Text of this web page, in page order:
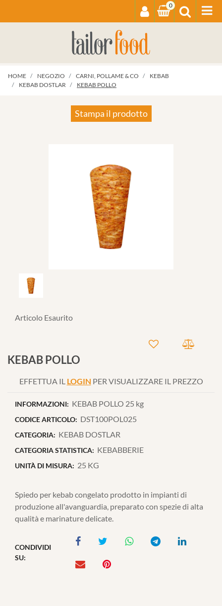
0
HOME NEGOZIO CARNI, POLLAME & CO
KEBAB
KEBAB DOSTLAR
KEBAB POLLO
Stampa il prodotto
Articolo Esaurito
KEBAB POLLO
EFFETTUA IL LOGIN PER VISUALIZZARE IL PREZZO
INFORMAZIONI: KEBAB POLLO 25 kg
CODICE ARTICOLO: DST100POL025
CATEGORIA: KEBAB DOSTLAR
CATEGORIA STATISTICA: KEBABBERIE
UNITÀ DI MISURA: 25 KG
Spiedo per kebab congelato prodotto in impianti di
produzione all'avanguardia, preparato con spezie di alta
qualità e marinature delicate.
CONDIVIDI
SU: